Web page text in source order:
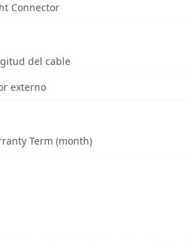
Connector
del cable
externo
Term (month)